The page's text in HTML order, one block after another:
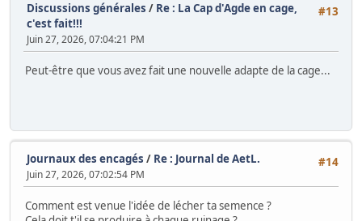
#13
Discussions générales / Re : La Cap d'Agde en cage,
c'est fait!!!
Juin 27, 2026, 07:04:21 PM
Peut-être que vous avez fait une nouvelle adapte de la cage...
#14
Journaux des encagés / Re : Journal de AetL.
Juin 27, 2026, 07:02:54 PM
Comment est venue l'idée de lécher ta semence ?